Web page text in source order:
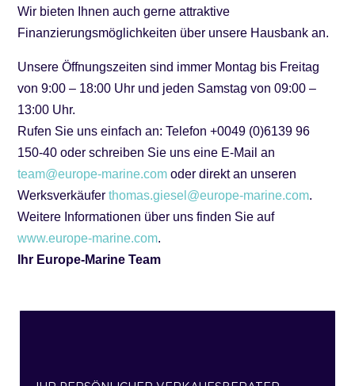
Wir bieten Ihnen auch gerne attraktive
Finanzierungsmöglichkeiten über unsere Hausbank an.
Unsere Öffnungszeiten sind immer Montag bis Freitag
von 9:00 – 18:00 Uhr und jeden Samstag von 09:00 –
13:00 Uhr.
Rufen Sie uns einfach an: Telefon +0049 (0)6139 96
150-40 oder schreiben Sie uns eine E-Mail an
team@europe-marine.com oder direkt an unseren
Werksverkäuferthomas.giesel@europe-marine.com.
Weitere Informationen über uns finden Sie auf
www.europe-marine.com.
Ihr Europe-Marine Team